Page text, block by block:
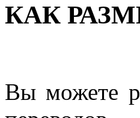
КАК
Вы можете